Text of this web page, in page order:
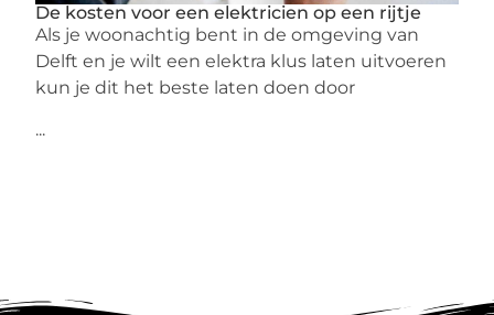
De kosten voor een elektricien op een rijtje
Als je woonachtig bent in de omgeving van
Delft en je wilt een elektra klus laten uitvoeren
kun je dit het beste laten doen door
...